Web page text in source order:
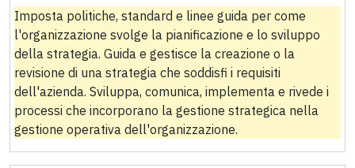
Imposta politiche, standard e linee guida per come
l'organizzazione svolge la pianificazione e lo sviluppo
della strategia. Guida e gestisce la creazione o la
revisione di una strategia che soddisfi i requisiti
dell'azienda. Sviluppa, comunica, implementa e rivede i
processi che incorporano la gestione strategica nella
gestione operativa dell'organizzazione.